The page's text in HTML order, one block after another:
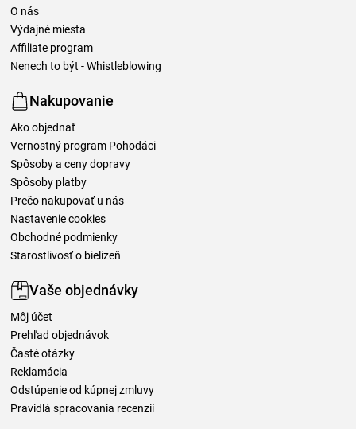
O nás
Výdajné miesta
Affiliate program
Nenech to být - Whistleblowing
Nakupovanie
Ako objednať
Vernostný program Pohodáci
Spôsoby a ceny dopravy
Spôsoby platby
Prečo nakupovať u nás
Nastavenie cookies
Obchodné podmienky
Starostlivosť o bielizeň
Vaše objednávky
Môj účet
Prehľad objednávok
Časté otázky
Reklamácia
Odstúpenie od kúpnej zmluvy
Pravidlá spracovania recenzií